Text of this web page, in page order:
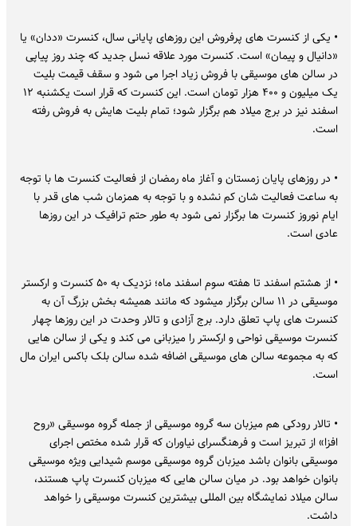
• یکی از کنسرت های پرفروش این روزهای پایانی سال، کنسرت «ددان» یا
«دانیال و پیمان» است. کنسرت مورد علاقه نسل جدید که چند روز پیاپی
در سالن های موسیقی با فروش زیاد اجرا می شود و سقف قیمت بلیت
یک میلیون و ۴۰۰ هزار تومان است. این کنسرت که قرار است یکشنبه ۱۲
اسفند نیز در برج میلاد هم برگزار شود؛ تمام بلیت هایش به فروش رفته
است.
• در روزهای پایان زمستان و آغاز ماه رمضان از فعالیت کنسرت ها با توجه
به ساعت فعالیت شان کم نشده و با توجه به همزمان شب های قدر با
ایام نوروز کنسرت ها برگزار نمی شود به طور حتم ترافیک در این روزها
عادی است.
• از هشتم اسفند تا هفته سوم اسفند ماه؛ نزدیک به ۵۰ کنسرت و ارکستر
موسیقی در ۱۱ سالن برگزار میشود که مانند همیشه بخش بزرگ آن به
کنسرت های پاپ تعلق دارد. برج آزادی و تالار وحدت در این روزها چهار
کنسرت موسیقی نواحی و ارکستر را میزبانی می کند و یکی از سالن هایی
که به مجموعه سالن های موسیقی اضافه شده سالن بلک باکس ایران مال
است.
• تالار رودکی هم میزبان سه گروه موسیقی از جمله گروه موسیقی «روح
افزا» از تبریز است و فرهنگسرای نیاوران که قرار شده مختص اجرای
موسیقی بانوان باشد میزبان گروه موسیقی موسم شیدایی ویژه موسیقی
بانوان خواهد بود. در میان سالن هایی که میزبان کنسرت پاپ هستند،
سالن میلاد نمایشگاه بین المللی بیشترین کنسرت موسیقی را خواهد
داشت.